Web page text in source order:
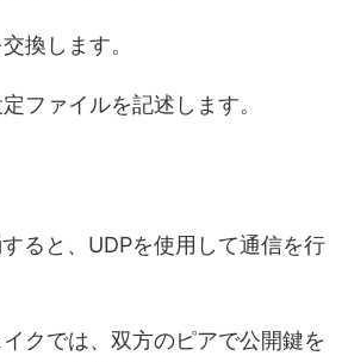
換します。
ファイルを記述します。
ると、UDPを使用して通信を行
クでは、双方のピアで公開鍵を